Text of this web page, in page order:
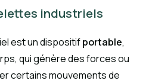
industriels
est un dispositifportable,
qui génère des forces ou
certains mouvements de